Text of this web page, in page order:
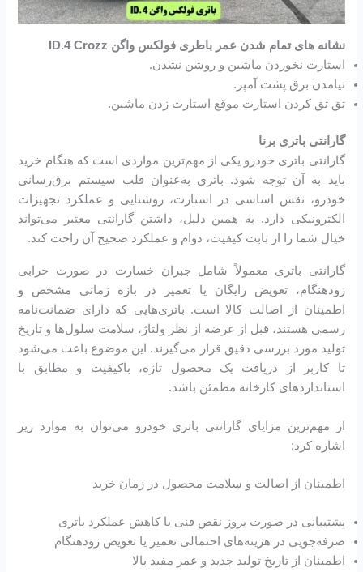
نشانه های تمام شدن عمر باطری فولکس واگن ID.4 Crozz
استارت نخوردن ماشین و روشن نشدن.
نیامدن برق پشت آمپر.
تق تق کردن استارت موقع استارت زدن ماشین.
گارانتی باتری برنا
گارانتی باتری خودرو یکی از مهم‌ترین مواردی است که هنگام خرید
باید به آن توجه شود. باتری به‌عنوان قلب سیستم برق‌رسانی
خودرو، نقش اساسی در استارت، روشنایی و عملکرد تجهیزات
الکترونیکی دارد. به همین دلیل، داشتن گارانتی معتبر می‌تواند
خیال شما را از بابت کیفیت، دوام و عملکرد صحیح آن راحت کند.
گارانتی باتری معمولاً شامل جبران خسارت در صورت خرابی
زودهنگام، تعویض رایگان یا تعمیر در بازه زمانی مشخص و
اطمینان از اصالت کالا است. باتری‌هایی که دارای ضمانت‌نامه
رسمی هستند، قبل از عرضه از نظر ولتاژ، سلامت سلول‌ها و تاریخ
تولید مورد بررسی دقیق قرار می‌گیرند. این موضوع باعث می‌شود
تا کاربر از دریافت یک محصول تازه، باکیفیت و مطابق با
استانداردهای کارخانه مطمئن باشد.
از مهم‌ترین مزایای گارانتی باتری خودرو می‌توان به موارد زیر
اشاره کرد:
اطمینان از اصالت و سلامت محصول در زمان خرید
پشتیبانی در صورت بروز نقص فنی یا کاهش عملکرد باتری
صرفه‌جویی در هزینه‌های احتمالی تعمیر یا تعویض زودهنگام
اطمینان از تاریخ تولید جدید و عمر مفید بالا